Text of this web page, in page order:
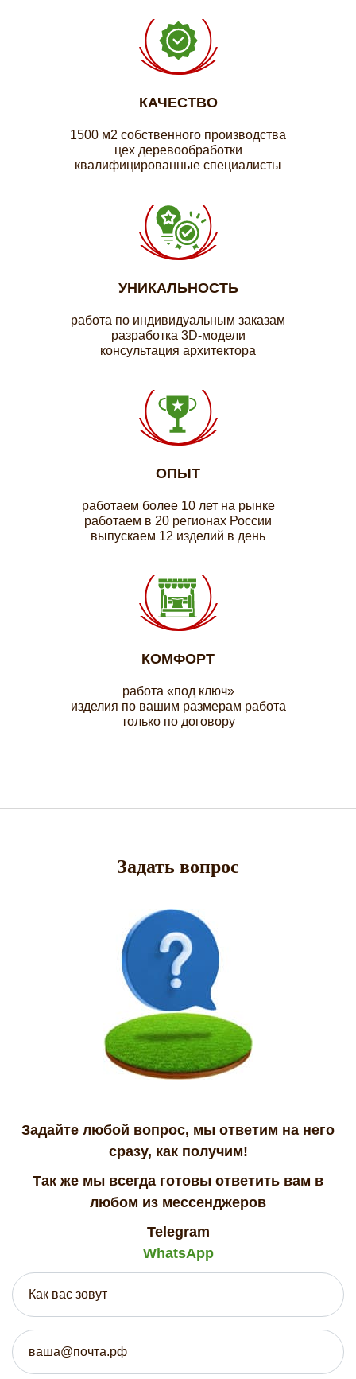
КАЧЕСТВО
1500 м2 собственного производства
цех деревообработки
квалифицированные специалисты
УНИКАЛЬНОСТЬ
работа по индивидуальным заказам
разработка 3D-модели
консультация архитектора
ОПЫТ
работаем более 10 лет на рынке
работаем в 20 регионах России
выпускаем 12 изделий в день
КОМФОРТ
работа «под ключ»
изделия по вашим размерам работа
только по договору
Задать вопрос
Задайте любой вопрос, мы ответим на него
сразу, как получим!
Так же мы всегда готовы ответить вам в
любом из мессенджеров
Telegram
WhatsApp